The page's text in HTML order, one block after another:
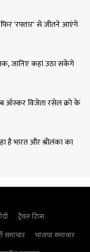
फिर 'रफ्तार' से जीतने आएंगे
जानिए कहां उठा सकेंगे
ऑस्कर विजेता रसेल क्रो के
है भारत और श्रीलंका का
ट्रैवल टिप्स
समाचार
भाजपा समाचार